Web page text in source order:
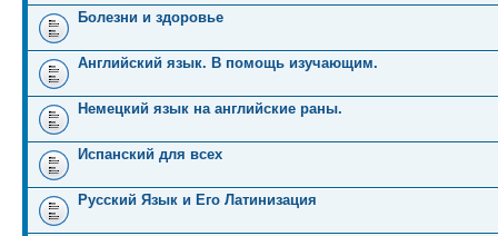
Болезни и здоровье
Английский язык. В помощь изучающим.
Немецкий язык на английские раны.
Испанский для всех
Русский Язык и Его Латинизация